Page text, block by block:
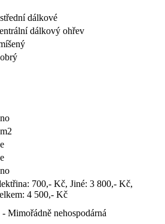
dálkové
dálkový ohřev
700,- Kč, Jiné: 3 800,- Kč,
4 500,- Kč
- Mimořádně nehospodárná